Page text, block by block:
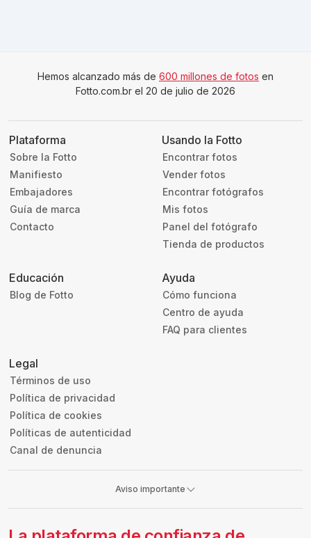
Hemos alcanzado más de 600 millones de fotos en
Fotto.com.br el 20 de julio de 2026
Plataforma
Sobre la Fotto
Manifiesto
Embajadores
Guía de marca
Contacto
Usando la Fotto
Encontrar fotos
Vender fotos
Encontrar fotógrafos
Mis fotos
Panel del fotógrafo
Tienda de productos
Educación
Blog de Fotto
Ayuda
Cómo funciona
Centro de ayuda
FAQ para clientes
Legal
Términos de uso
Política de privacidad
Política de cookies
Políticas de autenticidad
Canal de denuncia
Aviso importante